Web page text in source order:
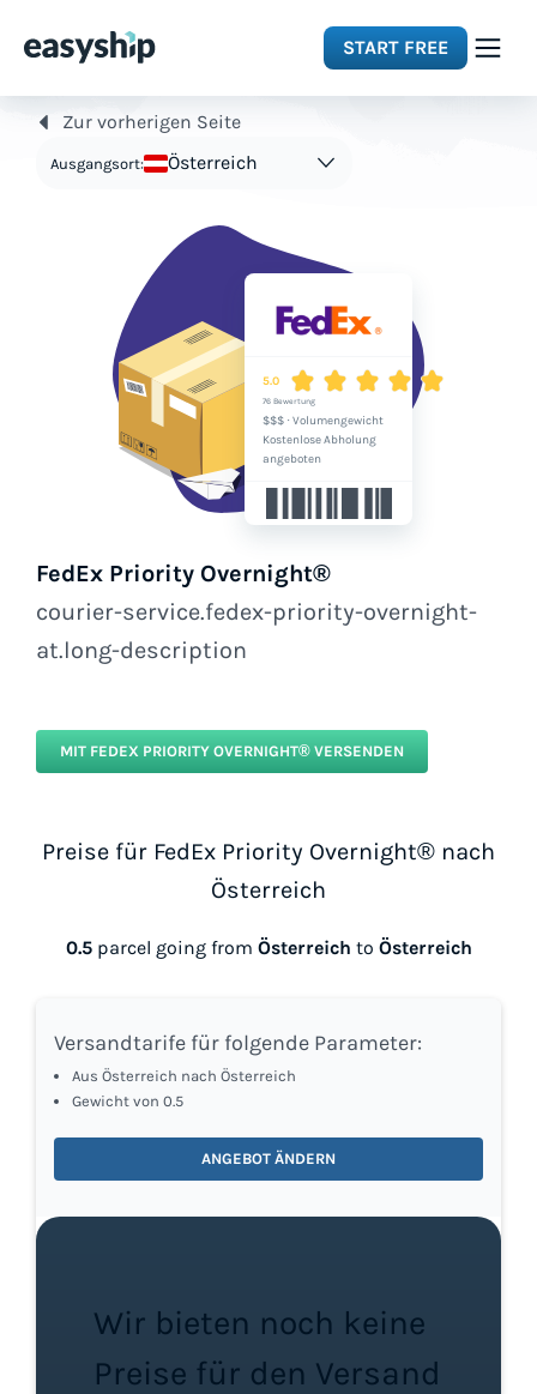
START FREE
Solutions
Integrations
Resources
Zur vorherigen Seite
Ausgangsort: Österreich
5.0
76 Bewertung
$$$ · Volumengewicht
Kostenlose Abholung
angeboten
FedEx Priority Overnight®
courier-service.fedex-priority-overnight-
at.long-description
MIT FEDEX PRIORITY OVERNIGHT® VERSENDEN
Preise für FedEx Priority Overnight® nach
Österreich
0.5parcel going from Österreich to Österreich
Versandtarife für folgende Parameter:
Aus Österreich nach Österreich
Gewicht von 0.5
ANGEBOT ÄNDERN
Wir bieten noch keine
Preise für den Versand